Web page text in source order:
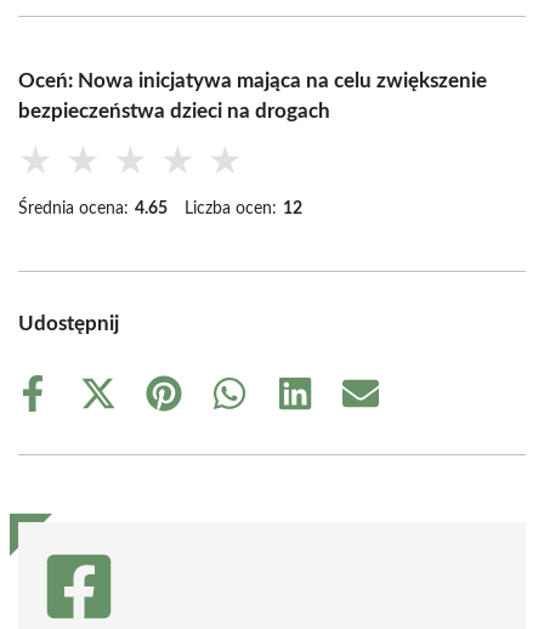
Oceń: Nowa inicjatywa mająca na celu zwiększenie
bezpieczeństwa dzieci na drogach
★ ★ ★ ★ ★
Średnia ocena: 4.65 Liczba ocen: 12
Udostępnij
Share
Share
(Twitter)
Share
Share
Share
Share